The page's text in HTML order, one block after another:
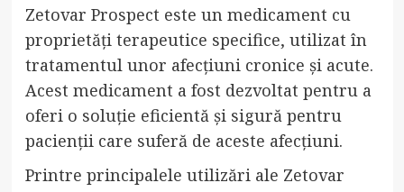
Zetovar Prospect este un medicament cu
proprietăți terapeutice specifice, utilizat în
tratamentul unor afecțiuni cronice și acute.
Acest medicament a fost dezvoltat pentru a
oferi o soluție eficientă și sigură pentru
pacienții care suferă de aceste afecțiuni.
Printre principalele utilizări ale Zetovar